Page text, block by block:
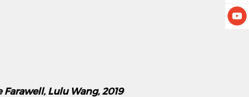
Farawell, Lulu Wang, 2019